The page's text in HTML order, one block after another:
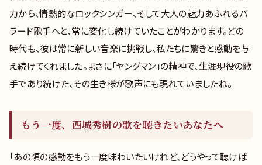
力から、情熱的なロックシンガー、そして大人の魅力あふれるバ
ラード歌手へと、常に変化し続けていたことがわかります。どの
時代も、彼は常に新しい音楽に挑戦し、私たちに驚きと感動を与
え続けてくれました。まさに「ヤングマン」の精神で、生涯現役の歌
手であり続けた、その生き様が歌声にも現れていましたね。
もう一度、西城秀樹の歌を聴きたいあなたへ
「あの頃の感動をもう一度味わいたいけれど、どうやって聴けば